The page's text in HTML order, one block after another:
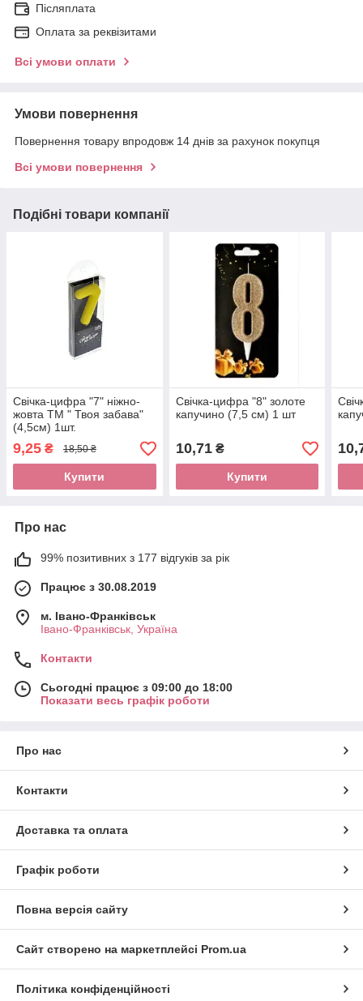
Післяплата
Оплата за реквізитами
Всі умови оплати
Умови повернення
Повернення товару впродовж 14 днів за рахунок покупця
Всі умови повернення
Подібні товари компанії
Свічка-цифра "7" ніжно-
жовта ТМ " Твоя забава"
(4,5см) 1шт.
9,25 ₴ 18,50 ₴
Купити
Свічка-цифра "8" золоте
капучино (7,5 см) 1 шт
10,71₴
Купити
Про нас
99% позитивних з 177 відгуків за рік
Працює з 30.08.2019
м. Івано-Франківськ
Івано-Франківськ, Україна
Контакти
Сьогодні працює з 09:00 до 18:00
Показати весь графік роботи
Про нас
Контакти
Доставка та оплата
Графік роботи
Повна версія сайту
Сайт створено на маркетплейсі Prom.ua
Політика конфіденційності